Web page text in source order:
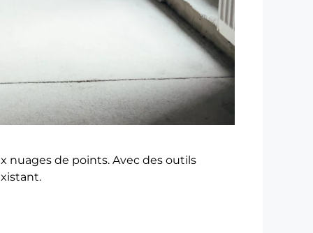
nuages de points. Avec des outils